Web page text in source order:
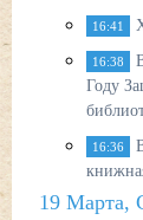
16:41
16:38
Году
16:36
19 Марта,